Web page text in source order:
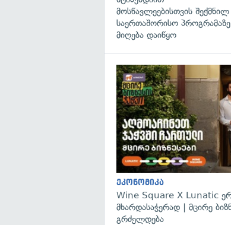
მოსწავლეებისთვის შექმნილ
საერთაშორისო პროგრამაზე
მიღება დაიწყო
ეკონომიკა
Wine Square X Lunatic
მხარდასაჭერად | მცირე
გრძელდება